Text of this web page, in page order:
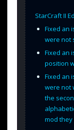
StarCraft II
Fixed an
were not
Fixed an
position
Fixed an
were not
the
mod